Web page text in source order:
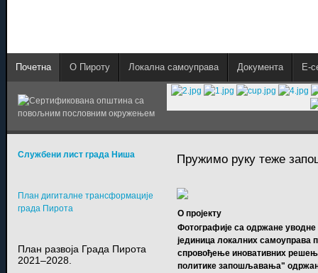
Почетна О Пироту Локална самоуправа Документа E-
Пружимо руку теже
О пројекту
Фотографије са одржане
јединица локалних самоуправа
спровођење иновативних
политике запошљавања"
Службени лист града Ниша
План дигиталне трансформације
града Пирота
План развоја Града Пирота
2021–2028.